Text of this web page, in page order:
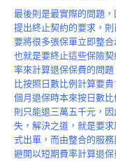
最後則是最實際的問題
提出終止契約的要求，
要將很多張保單立即整
也就是要終止這些保險
率來計算退保保費的問
比按照日數比例計算要
個月退保時本來按日數
則只能退三萬五千元，
失，解決之道，就是要
式出單，而由整合的服
避開以短期費率計算退保